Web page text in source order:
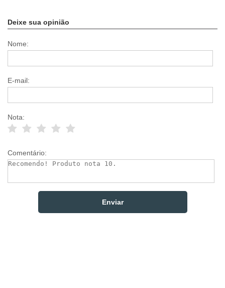
Deixe sua opinião
Nome:
E-mail:
Nota:
Comentário: